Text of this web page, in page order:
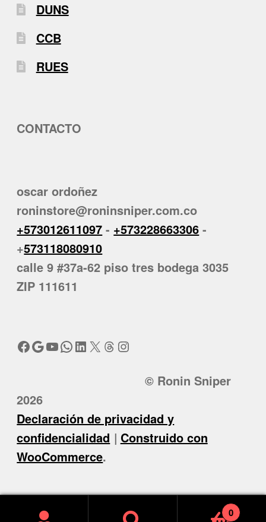
DUNS
CCB
RUES
CONTACTO
oscar ordoñez
roninstore@roninsniper.com.co
+573012611097 - +573228663306 -
+573118080910
calle 9 #37a-62 piso tres bodega 3035
ZIP 111611
Facebook
Google
YouTube
WhatsApp
LinkedIn
X Threads
Instagram
© Ronin Sniper
2026
Declaración de privacidad y
confidencialidad
Construido con
WooCommerce.
0